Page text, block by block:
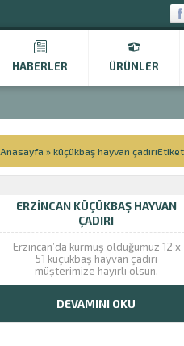
HABERLER ÜRÜNLER
Anasayfa » küçükbaş hayvan
ERZINCAN KÜÇÜKBAŞ HAYVAN
ÇADIRI
Erzincan’da kurmuş olduğumuz 12 x
51 küçükbaş hayvan çadırı
müşterimize hayırlı olsun.
DEVAMINI OKU